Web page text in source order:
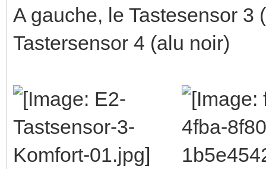
A gauche, le Tastesensor
Tastersensor 4 (alu noir)